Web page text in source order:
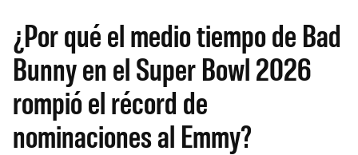
¿Por qué el medio tiempo de Bad
Bunny en el Super Bowl 2026
rompió el récord de
nominaciones al Emmy?